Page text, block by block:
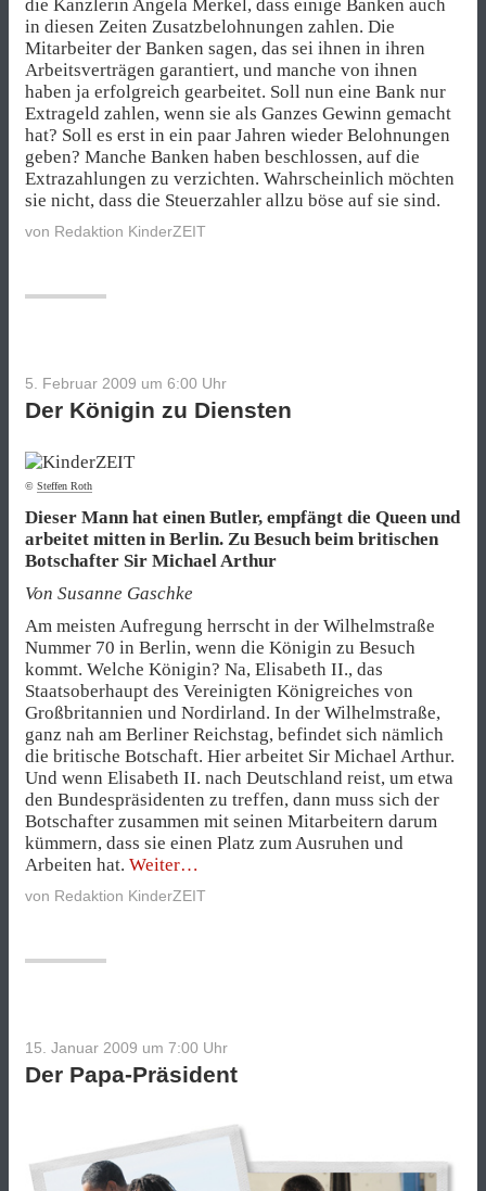
die Kanzlerin Angela Merkel, dass einige Banken auch
in diesen Zeiten Zusatzbelohnungen zahlen. Die
Mitarbeiter der Banken sagen, das sei ihnen in ihren
Arbeitsverträgen garantiert, und manche von ihnen
haben ja erfolgreich gearbeitet. Soll nun eine Bank nur
Extrageld zahlen, wenn sie als Ganzes Gewinn gemacht
hat? Soll es erst in ein paar Jahren wieder Belohnungen
geben? Manche Banken haben beschlossen, auf die
Extrazahlungen zu verzichten. Wahrscheinlich möchten
sie nicht, dass die Steuer­zah­ler allzu böse auf sie sind.
von Redaktion KinderZEIT
5. Februar 2009 um 6:00 Uhr
Der Königin zu Diensten
© Steffen Roth
Dieser Mann hat einen Butler, empfängt die Queen und
arbeitet mitten in Berlin. Zu Besuch beim britischen
Botschafter Sir Michael Arthur
Von Susanne Gaschke
Am meisten Aufregung herrscht in der Wilhelmstraße
Nummer 70 in Berlin, wenn die Königin zu Besuch
kommt. Welche Königin? Na, Elisabeth II., das
Staatsoberhaupt des Vereinigten Königreiches von
Großbritannien und Nordirland. In der Wilhelmstraße,
ganz nah am Berliner Reichstag, befindet sich nämlich
die britische Botschaft. Hier arbeitet Sir Michael Arthur.
Und wenn Elisabeth II. nach Deutschland reist, um etwa
den Bundespräsidenten zu treffen, dann muss sich der
Botschafter zusammen mit seinen Mitarbeitern darum
kümmern, dass sie einen Platz zum Ausruhen und
Arbeiten hat. Weiter„Der
Königin
zu
von Redaktion KinderZEIT
15. Januar 2009 um 7:00 Uhr
Der Papa-Präsident